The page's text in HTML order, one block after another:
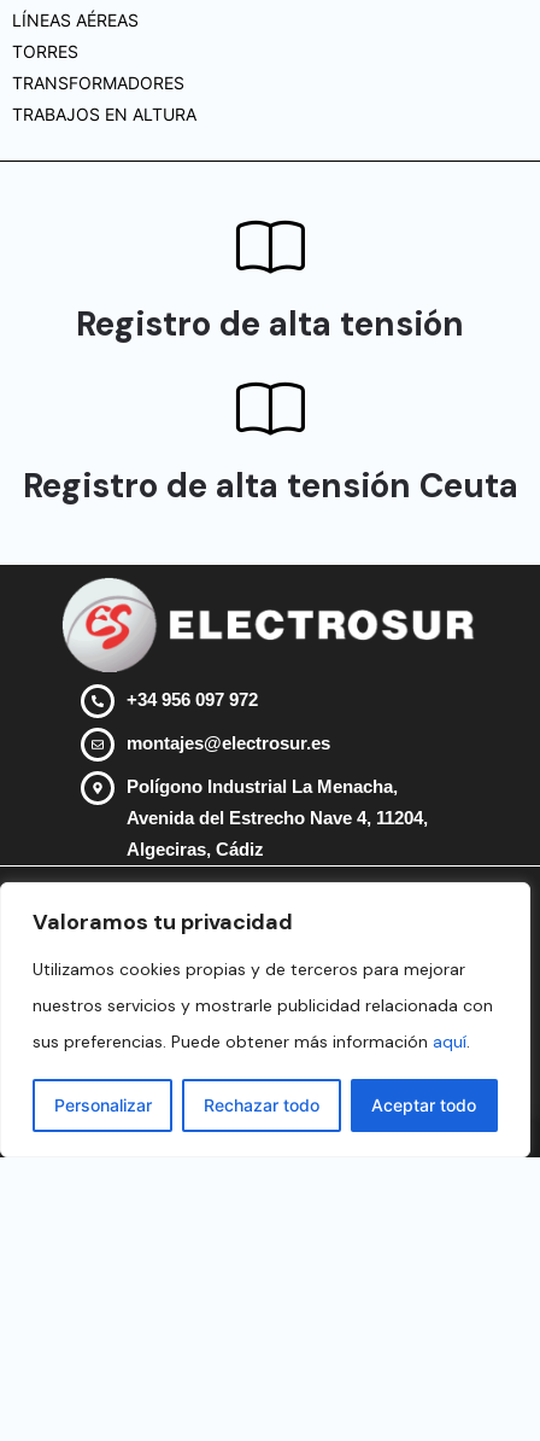
Valoramos tu privacidad
Utilizamos cookies propias y de terceros para mejorar
nuestros servicios y mostrarle publicidad relacionada con
sus preferencias. Puede obtener más información aquí.
Personalizar Rechazar todo Aceptar todo
LÍNEAS AÉREAS
TORRES
TRANSFORMADORES
TRABAJOS EN ALTURA
Registro de alta tensión
Registro de alta tensión Ceuta
+34 956 097 972
montajes@electrosur.es
Polígono Industrial La Menacha,
Avenida del Estrecho Nave 4, 11204,
Algeciras, Cádiz
Política de Privacidad|Politica de Cookies |Aviso Legal|Política